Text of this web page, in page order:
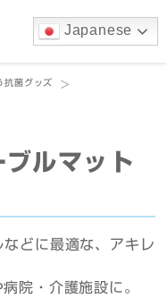
抗菌グッズ
>
ルマット
どに最適な、アキレ
院・介護施設に。
Japanese